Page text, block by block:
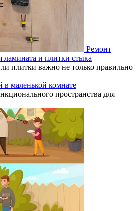
Ремонт
ламината и плитки стыка
плитки важно не только правильно
в маленькой комнате
пространства для